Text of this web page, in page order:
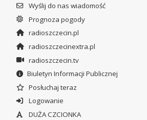
Wyślij do nas wiadomość
Prognoza pogody
radioszczecin.pl
radioszczecinextra.pl
radioszczecin.tv
Biuletyn Informacji Publicznej
Posłuchaj teraz
Logowanie
DUŻA CZCIONKA